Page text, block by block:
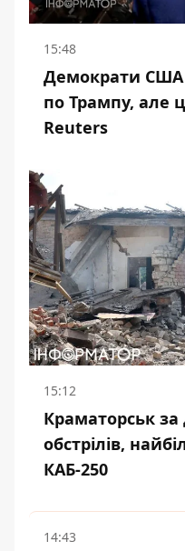
15:48
Демократи США
по Трампу, але
Reuters
15:12
Краматорськ
обстрілів,
КАБ-250
14:43